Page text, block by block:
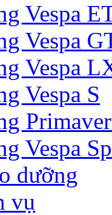
Vespa
Vespa
Vespa
Vespa S
Vespa
dưỡng
vụ